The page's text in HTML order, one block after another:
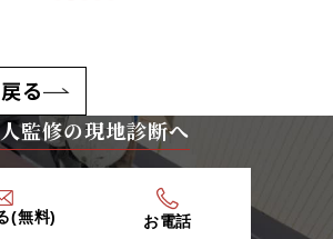
る
監修の現地診断へ
(無料) お電話